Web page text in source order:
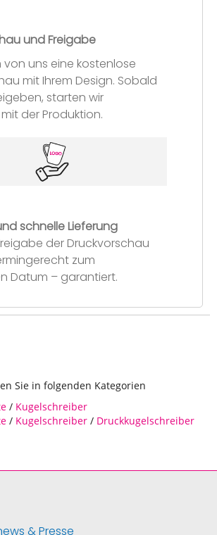
und Freigabe
von uns eine kostenlose
mit Ihrem Design. Sobald
starten wir
der Produktion.
schnelle Lieferung
der Druckvorschau
zum
Datum – garantiert.
Sie in folgenden Kategorien
/ Kugelschreiber
/ Kugelschreiber / Druckkugelschreiber
& Presse